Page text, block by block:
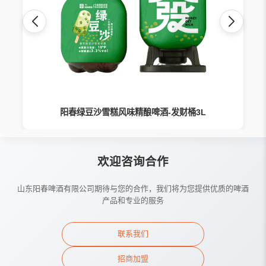
阳春绿豆沙雪糕风味精酿啤酒-发财桶3L
欢迎咨询合作
山东阳春啤酒有限公司期待与您的合作，我们将为您提供优质的啤酒
产品和专业的服务
联系我们
招商加盟